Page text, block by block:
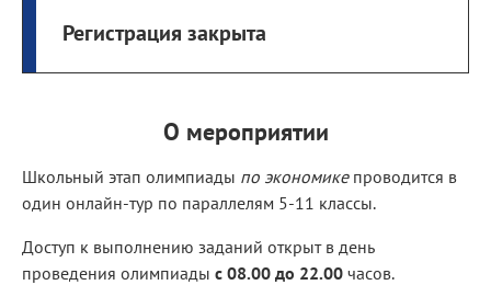
Регистрация закрыта
О мероприятии
Школьный этап олимпиады по экономикепроводится в
один онлайн-тур по параллелям 5-11 классы.
Доступ к выполнению заданий открыт в день
проведения олимпиады с 08.00 до 22.00 часов.